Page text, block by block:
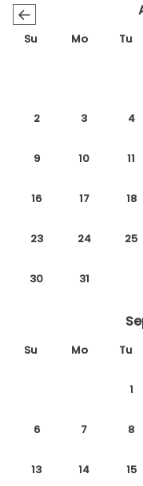
←
Su Mo Tu
2 3 4
9 10 11
16 17 18
23 24 25
30 31
Su Mo Tu
1
6 7 8
13 14 15